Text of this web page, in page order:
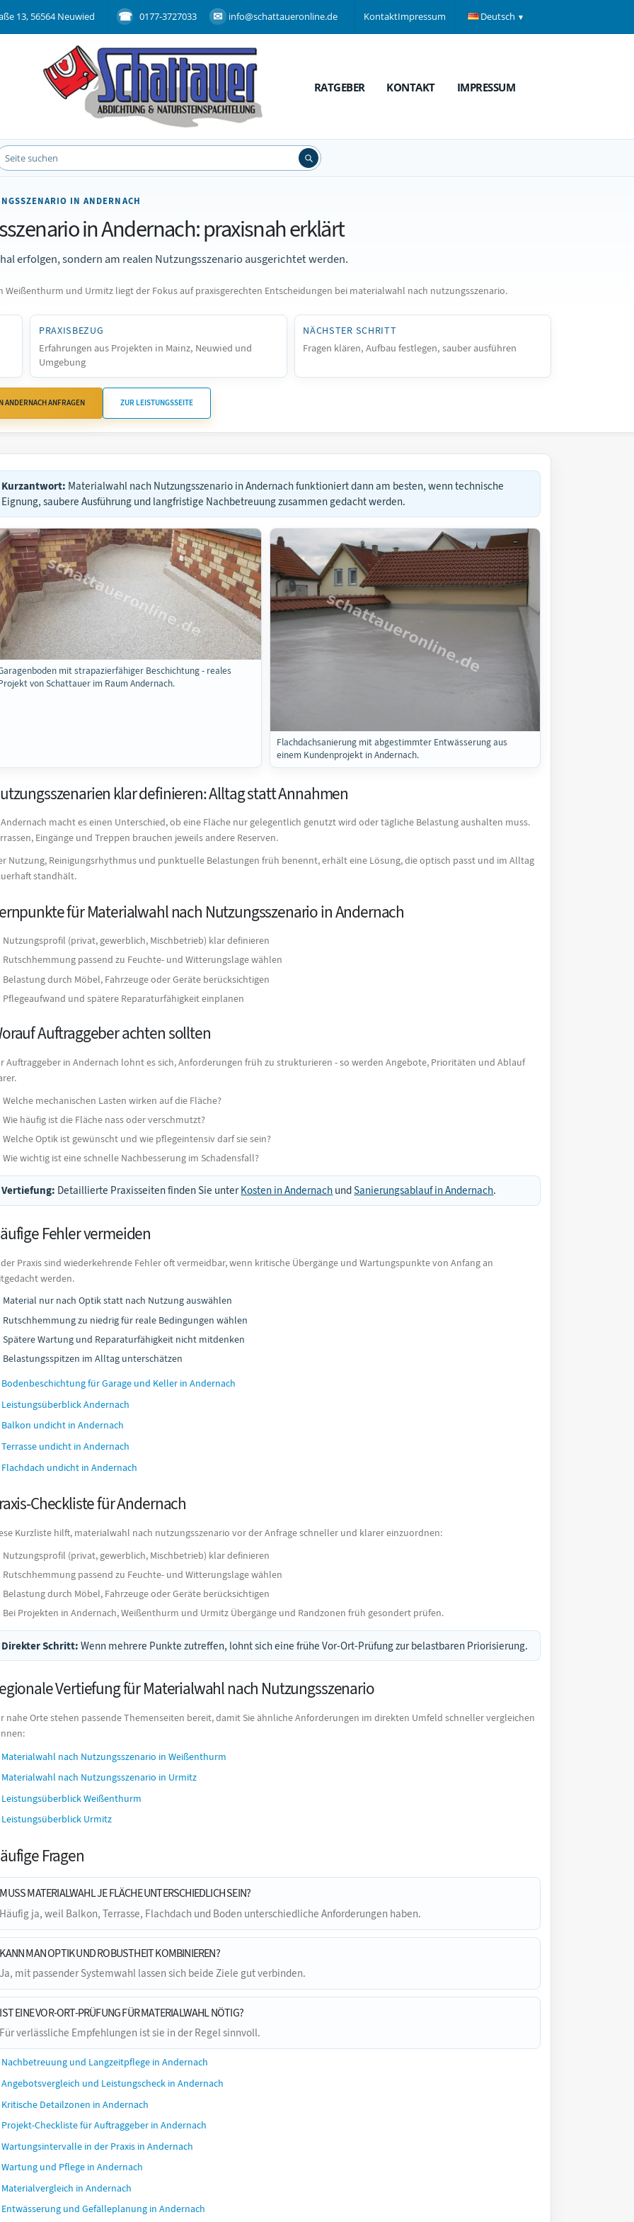
13, 56564 Neuwied 0177-3727033 info@schattaueronline.de KontaktImpressum Deutsch
RATGEBER KONTAKT IMPRESSUM
IN ANDERNACH
in Andernach: praxisnah erklärt
erfolgen, sondern am realen Nutzungsszenario ausgerichtet werden.
Weißenthurm und Urmitz liegt der Fokus auf praxisgerechten Entscheidungen bei materialwahl nach nutzungsszenario.
PRAXISBEZUG
Erfahrungen aus Projekten in Mainz, Neuwied und
Umgebung
NÄCHSTER SCHRITT
Fragen klären, Aufbau festlegen, sauber ausführen
ANDERNACH ANFRAGEN ZUR LEISTUNGSSEITE
Kurzantwort: Materialwahl nach Nutzungsszenario in Andernach funktioniert dann am besten, wenn technische
Eignung, saubere Ausführung und langfristige Nachbetreuung zusammen gedacht werden.
mit strapazierfähiger Beschichtung - reales
von Schattauer im Raum Andernach.
Flachdachsanierung mit abgestimmter Entwässerung aus
einem Kundenprojekt in Andernach.
klar definieren: Alltag statt Annahmen
macht es einen Unterschied, ob eine Fläche nur gelegentlich genutzt wird oder tägliche Belastung aushalten muss.
Eingänge und Treppen brauchen jeweils andere Reserven.
Nutzung, Reinigungsrhythmus und punktuelle Belastungen früh benennt, erhält eine Lösung, die optisch passt und im Alltag
standhält.
für Materialwahl nach Nutzungsszenario in Andernach
Nutzungsprofil (privat, gewerblich, Mischbetrieb) klar definieren
Rutschhemmung passend zu Feuchte- und Witterungslage wählen
Belastung durch Möbel, Fahrzeuge oder Geräte berücksichtigen
Pflegeaufwand und spätere Reparaturfähigkeit einplanen
Auftraggeber achten sollten
Auftraggeber in Andernach lohnt es sich, Anforderungen früh zu strukturieren - so werden Angebote, Prioritäten und Ablauf
Welche mechanischen Lasten wirken auf die Fläche?
Wie häufig ist die Fläche nass oder verschmutzt?
Welche Optik ist gewünscht und wie pflegeintensiv darf sie sein?
Wie wichtig ist eine schnelle Nachbesserung im Schadensfall?
Vertiefung: Detaillierte Praxisseiten finden Sie unterKosten in Andernach undSanierungsablauf in Andernach.
Fehler vermeiden
Praxis sind wiederkehrende Fehler oft vermeidbar, wenn kritische Übergänge und Wartungspunkte von Anfang an
werden.
Material nur nach Optik statt nach Nutzung auswählen
Rutschhemmung zu niedrig für reale Bedingungen wählen
Spätere Wartung und Reparaturfähigkeit nicht mitdenken
Belastungsspitzen im Alltag unterschätzen
Bodenbeschichtung für Garage und Keller in Andernach
Leistungsüberblick Andernach
Balkon undicht in Andernach
Terrasse undicht in Andernach
Flachdach undicht in Andernach
Checkliste für Andernach
Kurzliste hilft, materialwahl nach nutzungsszenario vor der Anfrage schneller und klarer einzuordnen:
Nutzungsprofil (privat, gewerblich, Mischbetrieb) klar definieren
Rutschhemmung passend zu Feuchte- und Witterungslage wählen
Belastung durch Möbel, Fahrzeuge oder Geräte berücksichtigen
Bei Projekten in Andernach, Weißenthurm und Urmitz Übergänge und Randzonen früh gesondert prüfen.
Direkter Schritt: Wenn mehrere Punkte zutreffen, lohnt sich eine frühe Vor-Ort-Prüfung zur belastbaren Priorisierung.
Vertiefung für Materialwahl nach Nutzungsszenario
nahe Orte stehen passende Themenseiten bereit, damit Sie ähnliche Anforderungen im direkten Umfeld schneller vergleichen
Materialwahl nach Nutzungsszenario in Weißenthurm
Materialwahl nach Nutzungsszenario in Urmitz
Leistungsüberblick Weißenthurm
Leistungsüberblick Urmitz
Fragen
MUSS MATERIALWAHL JE FLÄCHE UNTERSCHIEDLICH SEIN?
Häufig ja, weil Balkon, Terrasse, Flachdach und Boden unterschiedliche Anforderungen haben.
KANN MAN OPTIK UND ROBUSTHEIT KOMBINIEREN?
Ja, mit passender Systemwahl lassen sich beide Ziele gut verbinden.
IST EINE VOR-ORT-PRÜFUNG FÜR MATERIALWAHL NÖTIG?
Für verlässliche Empfehlungen ist sie in der Regel sinnvoll.
Nachbetreuung und Langzeitpflege in Andernach
Angebotsvergleich und Leistungscheck in Andernach
Kritische Detailzonen in Andernach
Projekt-Checkliste für Auftraggeber in Andernach
Wartungsintervalle in der Praxis in Andernach
Wartung und Pflege in Andernach
Materialvergleich in Andernach
Entwässerung und Gefälleplanung in Andernach